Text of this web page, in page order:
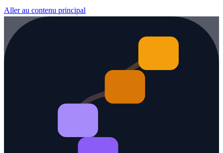
Aller au contenu principal